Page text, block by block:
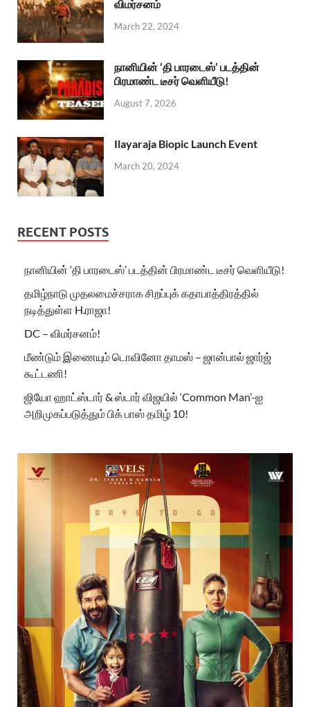
விமர்சனம்
March 22, 2024
நானியின் ‘தி பாரடைஸ்’ படத்தின்
பிரமாண்ட டீசர் வெளியீடு!
August 7, 2026
Ilayaraja Biopic Launch Event
March 20, 2024
RECENT POSTS
நானியின் ‘தி பாரடைஸ்’ படத்தின் பிரமாண்ட டீசர் வெளியீடு!
தமிழ்நாடு முதலமைச்சராக சிறப்புக் கதாபாத்திரத்தில்
நடித்துள்ள H.ராஜா!
DC – விமர்சனம்!
மீண்டும் இணையும் டொவினோ தாமஸ் – ஜான்பால் ஜார்ஜ்
கூட்டணி!
ஜியோ ஹாட்ஸ்டார் & ஸ்டார் விஜயில் ‘Common Man’-ஐ
அறிமுகப்படுத்தும் பிக் பாஸ் தமிழ் 10!